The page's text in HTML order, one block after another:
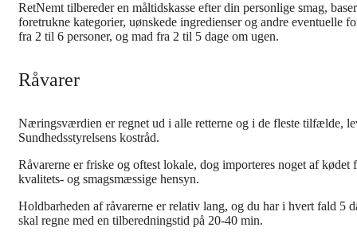
RetNemt tilbereder en måltidskasse efter din personlige smag,
foretrukne kategorier, uønskede ingredienser og andre eventuelle
fra 2 til 6 personer, og mad fra 2 til 5 dage om ugen.
Råvarer
Næringsværdien er regnet ud i alle retterne og i de fleste tilfælde,
Sundhedsstyrelsens kostråd.
Råvarerne er friske og oftest lokale, dog importeres noget af kødet
kvalitets- og smagsmæssige hensyn.
Holdbarheden af råvarerne er relativ lang, og du har i hvert fald 5
skal regne med en tilberedningstid på 20-40 min.